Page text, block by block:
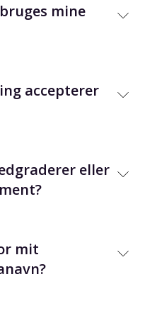
mine
accepterer
eller
mit